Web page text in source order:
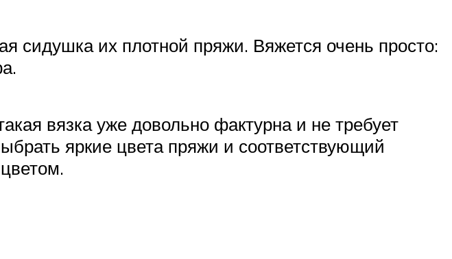
сидушка их плотной пряжи. Вяжется очень просто:
вязка уже довольно фактурна и не требует
яркие цвета пряжи и соответствующий